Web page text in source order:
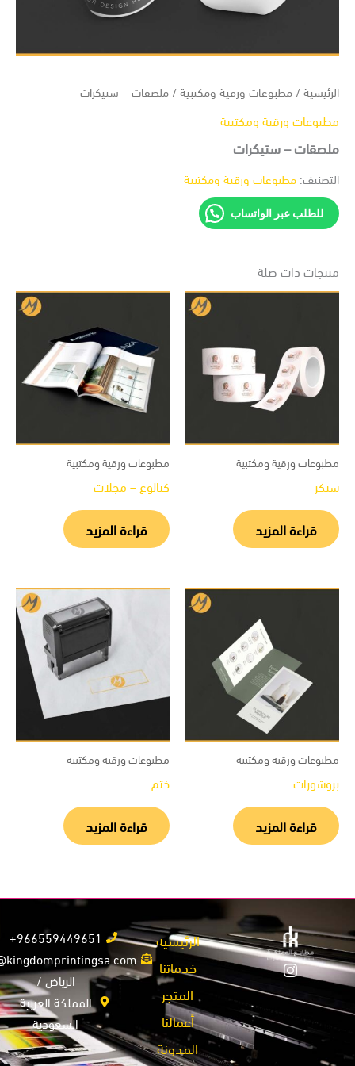
/مطبوعات ورقية ومكتبية/ ملصقات – ستيكرات
ورقية ومكتبية
– ستيكرات
مطبوعات ورقية ومكتبية
للطلب عبر الواتساب
ذات صلة
ورقية ومكتبية
قراءة المزيد
مطبوعات ورقية ومكتبية
كتالوغ – مجلات
قراءة المزيد
ورقية ومكتبية
قراءة المزيد
مطبوعات ورقية ومكتبية
قراءة المزيد
الرئيسية
خدماتنا
المتجر
أعمالنا
المدونة
966559449651+
info@kingdomprintingsa.com
الرياض /
المملكة العربية
السعودية